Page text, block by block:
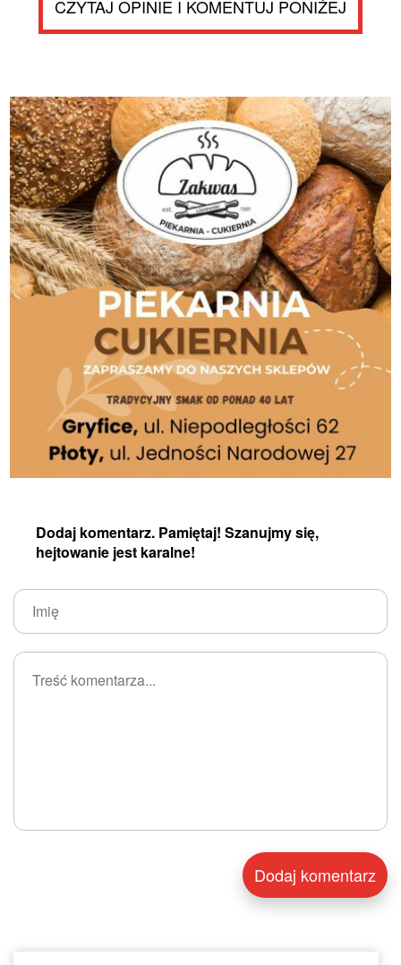
CZYTAJ OPINIE I KOMENTUJ PONIŻEJ
Dodaj komentarz. Pamiętaj! Szanujmy się,
hejtowanie jest karalne!